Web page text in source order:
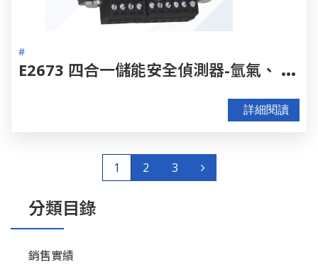
#
E
2673 四合一儲能安全偵測器-氫氣、 VOC、溫濕度全方位防護
詳細閱讀
1 2 3
分類目錄
銷售實績